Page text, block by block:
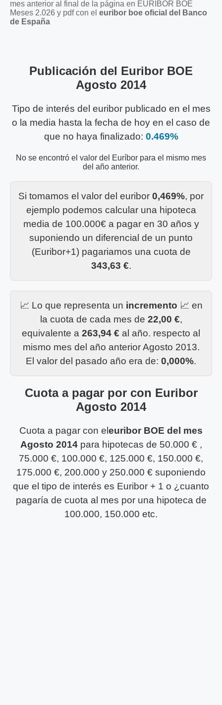
mes anterior al final de la página en EURIBOR BOE
Meses 2.026 y pdf con el euribor boe oficial del Banco
de España
Publicación del Euribor BOE
Agosto 2014
Tipo de interés del euribor publicado en el mes
o la media hasta la fecha de hoy en el caso de
que no haya finalizado: 0.469%
No se encontró el valor del Euríbor para el mismo mes
del año anterior.
Si tomamos el valor del euribor 0,469%, por
ejemplo podemos calcular una hipoteca
media de 100.000€ a pagar en 30 años y
suponiendo un diferencial de un punto
(Euribor+1) pagariamos una cuota de
343,63 €.
📈 Lo que representa un incremento 📈 en
la cuota de cada mes de 22,00 €,
equivalente a 263,94 € al año. respecto al
mismo mes del año anterior Agosto 2013.
El valor del pasado año era de: 0,000%.
Cuota a pagar por con Euribor
Agosto 2014
Cuota a pagar con eleuribor BOE del mes
Agosto 2014para hipotecas de 50.000 € ,
75.000 €, 100.000 €, 125.000 €, 150.000 €,
175.000 €, 200.000 y 250.000 € suponiendo
que el tipo de interés es Euribor + 1 o ¿cuanto
pagaría de cuota al mes por una hipoteca de
100.000, 150.000 etc.